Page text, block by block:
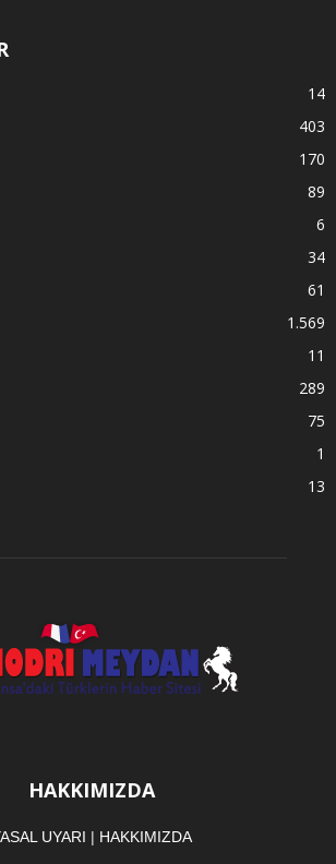
14
403
170
89
6
34
61
1.569
11
289
75
1
13
HAKKIMIZDA
UYARI | HAKKIMIZDA